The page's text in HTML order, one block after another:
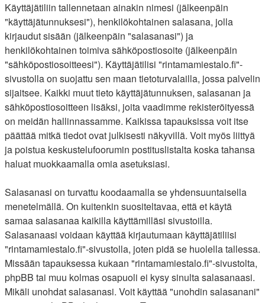
Käyttäjätiliin tallennetaan ainakin nimesi (jälkeenpäin
"käyttäjätunnuksesi"), henkilökohtainen salasana, jolla
kirjaudut sisään (jälkeenpäin "salasanasi") ja
henkilökohtainen toimiva sähköpostiosoite (jälkeenpäin
"sähköpostiosoitteesi"). Käyttäjätilisi "rintamamiestalo.fi"-
sivustolla on suojattu sen maan tietoturvalailla, jossa palvelin
sijaitsee. Kaikki muut tieto käyttäjätunnuksen, salasanan ja
sähköpostiosoitteen lisäksi, joita vaadimme rekisteröityessä
on meidän hallinnassamme. Kaikissa tapauksissa voit itse
päättää mitkä tiedot ovat julkisesti näkyvillä. Voit myös liittyä
ja poistua keskustelufoorumin postituslistalta koska tahansa
haluat muokkaamalla omia asetuksiasi.
Salasanasi on turvattu koodaamalla se yhdensuuntaisella
menetelmällä. On kuitenkin suositeltavaa, että et käytä
samaa salasanaa kaikilla käyttämilläsi sivustoilla.
Salasanaasi voidaan käyttää kirjautumaan käyttäjätiliisi
"rintamamiestalo.fi"-sivustolla, joten pidä se huolella tallessa.
Missään tapauksessa kukaan "rintamamiestalo.fi"-sivustolta,
phpBB tai muu kolmas osapuoli ei kysy sinulta salasanaasi.
Mikäli unohdat salasanasi. Voit käyttää "unohdin salasanani"